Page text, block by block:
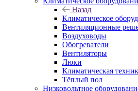
Назад
Климатическое
Вентиляционные
Воздуховоды
Обогреватели
Вентиляторы
Люки
Климатическая
Тёплый пол
Низковольтное